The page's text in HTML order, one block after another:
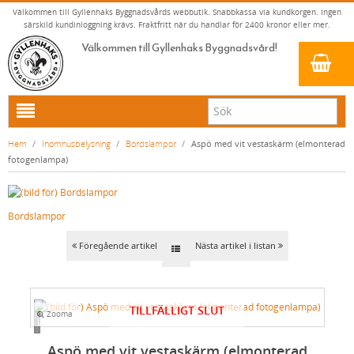
Välkommen till Gyllenhaks Byggnadsvårds webbutik. Snabbkassa via kundkorgen. Ingen
särskild kundinloggning krävs. Fraktfritt när du handlar för 2400 kronor eller mer.
Välkommen till Gyllenhaks Byggnadsvård!
HEM
NYA PRODUKTER
LINOLJEFÄRG & SLAMFÄRG MED MERA
LINOLJEFÄRGER
VITA KULÖRER
GULA KULÖRER
RÖDA KULÖRER
GRÖNA KULÖRER
MATTA LINOLJEFÄRGER
KONSTNÄRSFÄRGER
VITT
GULT/ORANGE
LACK, LASYRER, FERNISSOR & OLJOR
LINOLJESÅPA OCH MÅLARTVÄTT
KLASSISKA KLÄDER
RESISTANT WORK WEAR
VÄSTAR
BYXOR
JACKOR, ANORAKER OCH BUSSARONGER
BADRUM & KÖK (KRANAR & PORSLIN)
TVÄTTSTÄLLSBLANDARE
BADKARSBLANDARE
DUSCHAR OCH DUSCHBLANDARE
DÖRRHANDTAG MÄSSING (INNERDÖRR)
DÖRRHANDTAG NICKEL (INNERDÖRR)
DÖRRHANDTAG LÅNGSKYLT MÄSSING
YTTERDÖRRSHANDTAG
HANDTAG YTTERDÖRR OVAL CYLINDER
HANDTAG YTTERDÖRR (ASSA 2000)
KLASSISKA SPANJOLETTHANDTAG
KLASSISKA SPANJOLETTHANDTAG
FÖNSTERBESLAG & FÖNSTERVERKTYG
Hem / Inomhusbelysning / Bordslampor / Aspö med vit vestaskärm (elmonterad
fotogenlampa)
Bordslampor
Föregående artikel Nästa artikel i listan
Loading...
Zooma TILLFÄLLIGT SLUT